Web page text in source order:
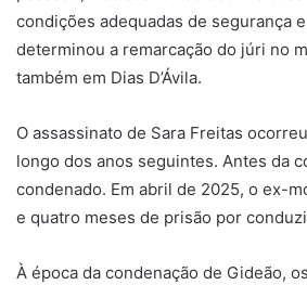
condições adequadas de segurança
determinou a remarcação do júri no
também em Dias D’Ávila.
O assassinato de Sara Freitas
longo dos anos seguintes. Antes da
condenado. Em abril de 2025, o ex-
e quatro meses de prisão por
À época da condenação de Gideão,